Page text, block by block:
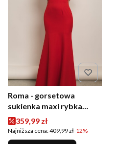
Roma - gorsetowa
sukienka maxi rybka
czerwona
Cena promocyjna
359,99 zł
Najniższa cena:409,99 zł-12%